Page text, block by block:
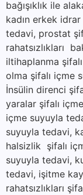
bağışıklık ile
kadın erkek
tedavi, prostat
rahatsızlıkları
iltihaplanma
olma şifalı içme
İnsülin direnci
yaralar şifalı
içme suyuyla
suyuyla tedavi,
halsizlik şifalı
suyuyla tedavi,
tedavi, işitme
rahatsızlıkları